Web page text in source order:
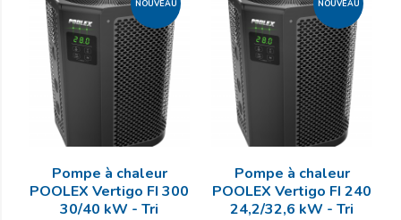
Pompe à chaleur
POOLEX Vertigo FI 300
30/40 kW - Tri
NOUVEAU
Pompe à chaleur
POOLEX Vertigo FI 240
24,2/32,6 kW - Tri
NOUVEAU